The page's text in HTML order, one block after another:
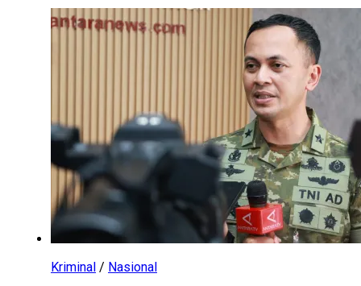
Kriminal / Nasional